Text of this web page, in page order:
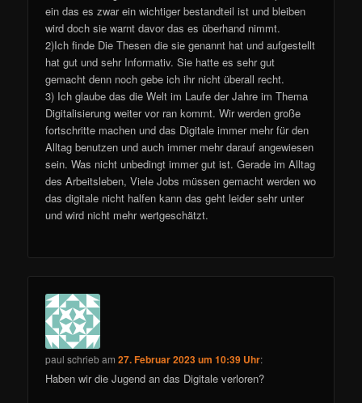
ein das es zwar ein wichtiger bestandteil ist und bleiben
wird doch sie warnt davor das es überhand nimmt.
2)Ich finde Die Thesen die sie genannt hat und aufgestellt
hat gut und sehr Informativ. Sie hatte es sehr gut
gemacht denn noch gebe ich ihr nicht überall recht.
3) Ich glaube das die Welt im Laufe der Jahre im Thema
Digitalisierung weiter vor ran kommt. Wir werden große
fortschritte machen und das Digitale immer mehr für den
Alltag benutzen und auch immer mehr darauf angewiesen
sein. Was nicht unbedingt immer gut ist. Gerade im Alltag
des Arbeitsleben, Viele Jobs müssen gemacht werden wo
das digitale nicht halfen kann das geht leider sehr unter
und wird nicht mehr wertgeschätzt.
paul schriebam27. Februar 2023 um 10:39 Uhr:
Haben wir die Jugend an das Digitale verloren?